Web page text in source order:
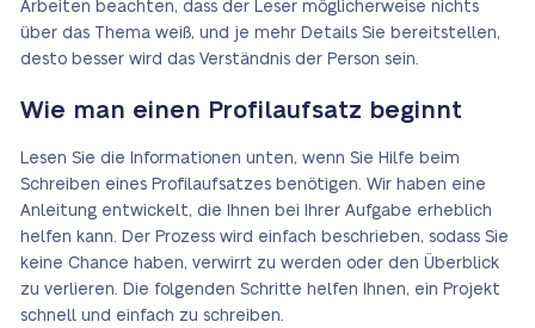
Arbeiten beachten, dass der Leser möglicherweise nichts
über das Thema weiß, und je mehr Details Sie bereitstellen,
desto besser wird das Verständnis der Person sein.
Wie man einen Profilaufsatz beginnt
Lesen Sie die Informationen unten, wenn Sie Hilfe beim
Schreiben eines Profilaufsatzes benötigen. Wir haben eine
Anleitung entwickelt, die Ihnen bei Ihrer Aufgabe erheblich
helfen kann. Der Prozess wird einfach beschrieben, sodass Sie
keine Chance haben, verwirrt zu werden oder den Überblick
zu verlieren. Die folgenden Schritte helfen Ihnen, ein Projekt
schnell und einfach zu schreiben.